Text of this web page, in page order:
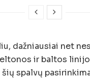
dažniausiai net
ir baltos
spalvų